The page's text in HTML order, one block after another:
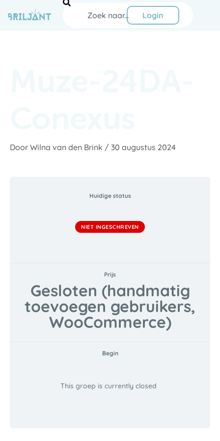
naar
Zoeken
Login
Door Wilna van den Brink / 30 augustus 2024
Huidige status
NIET INGESCHREVEN
Prijs
Gesloten (handmatig
toevoegen gebruikers,
WooCommerce)
Begin
This groep is currently closed